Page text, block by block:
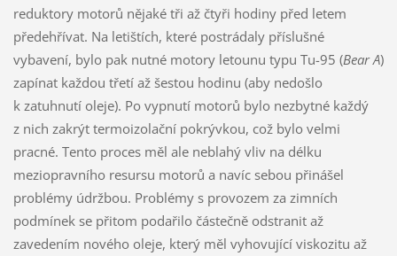
reduktory motorů nějaké tři až čtyři hodiny před letem
předehřívat. Na letištích, které postrádaly příslušné
vybavení, bylo pak nutné motory letounu typu Tu-95 (Bear A)
zapínat každou třetí až šestou hodinu (aby nedošlo
k zatuhnutí oleje). Po vypnutí motorů bylo nezbytné každý
z nich zakrýt termoizolační pokrývkou, což bylo velmi
pracné. Tento proces měl ale neblahý vliv na délku
meziopravního resursu motorů a navíc sebou přinášel
problémy údržbou. Problémy s provozem za zimních
podmínek se přitom podařilo částečně odstranit až
zavedením nového oleje, který měl vyhovující viskozitu až